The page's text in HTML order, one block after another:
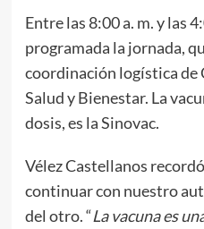
Entre las 8:00 a. m. y las
programada la jornada,
coordinación logística de
Salud y Bienestar. La
dosis, es la Sinovac.
Vélez Castellanos
continuar con nuestro
del otro. “La vacuna es